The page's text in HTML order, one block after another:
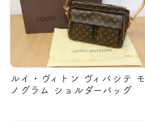
ルイ・ヴィトン ヴィバシテ モ
ノグラム ショルダーバッグ